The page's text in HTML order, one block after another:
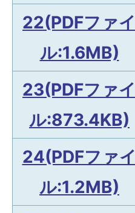
22(PDFファイ
ル:1.6MB)
23(PDFファイ
ル:873.4KB)
24(PDFファイ
ル:1.2MB)